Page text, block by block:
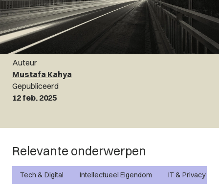
Auteur
Mustafa Kahya
Gepubliceerd
12 feb. 2025
Relevante onderwerpen
Tech & Digital Intellectueel Eigendom IT & Privacy